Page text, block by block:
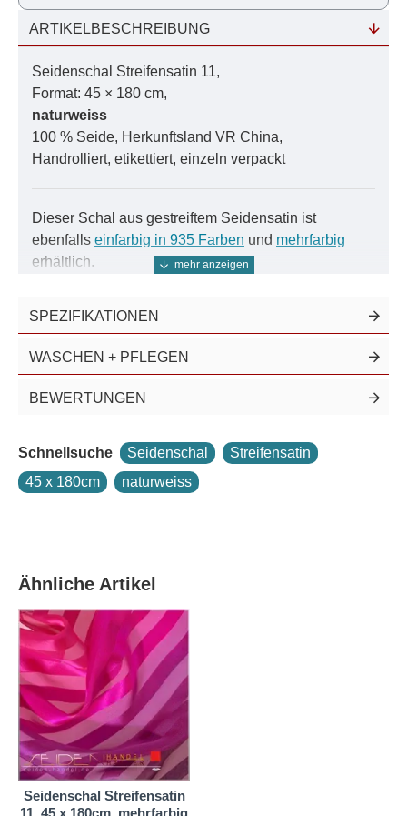
Farbrechner:Bedarf ermitteln
Färbe-Anleitung:Schritt für Schritt
Farbmuster:
Das Farbsystem:Als PDF zum download
ARTIKELBESCHREIBUNG
Seidenschal Streifensatin 11,
Format: 45 × 180 cm,
naturweiss
100 % Seide, Herkunftsland VR China,
Handrolliert, etikettiert, einzeln verpackt
Dieser Schal aus gestreiftem Seidensatin ist
ebenfalls einfarbig in 935 Farben und mehrfarbig
erhältlich.
wirkt dieses Seidengewebe, wenn es gefärbt wird, da
die glatt gewebten Streifen Farbe intensiver
wiedergeben.
SPEZIFIKATIONEN
WASCHEN + PFLEGEN
BEWERTUNGEN
Schnellsuche Seidenschal
Streifensatin
45 x 180cm
naturweiss
Ähnliche Artikel
Seidenschal Streifensatin